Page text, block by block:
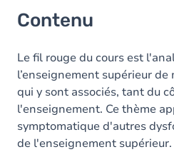
Contenu
Le fil rouge du cours est
l’enseignement supérieur
qui y sont associés, tant du
l'enseignement. Ce thème
symptomatique d'autres
de l'enseignement